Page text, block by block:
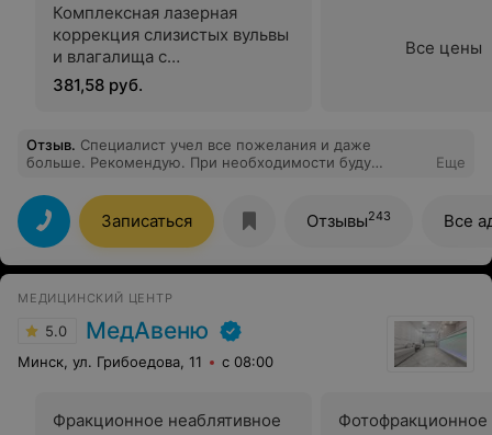
Комплексная лазерная
коррекция слизистых вульвы
и влагалища с
использованием со2-лазера
381,58 руб.
Все цены
Отзыв. Специалист учел все пожелания и даже
больше. Рекомендую. При необходимости буду
Еще
Записаться Отзывы243 Все
МЕДИЦИНСКИЙ ЦЕНТР
5.0 МедАвеню
Минск, ул. Грибоедова, 11 с 08:00
Фракционное неаблятивное
Фотофракционное